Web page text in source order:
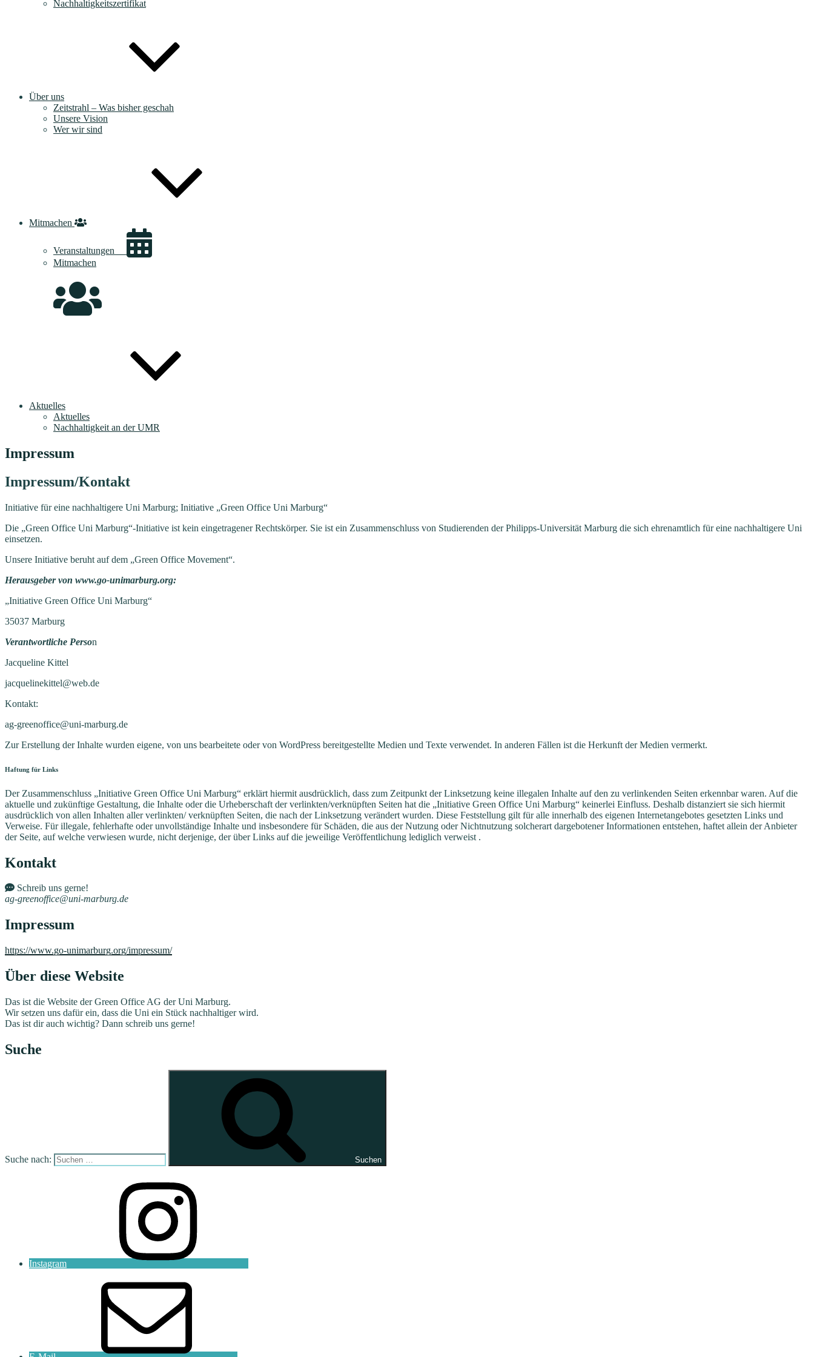
Nachhaltigkeitszertifikat
Über uns
Zeitstrahl – Was bisher geschah
Unsere Vision
Wer wir sind
Mitmachen
Veranstaltungen
Mitmachen
Aktuelles
Aktuelles
Nachhaltigkeit an der UMR
Impressum
Impressum/Kontakt
Initiative für eine nachhaltigere Uni Marburg; Initiative „Green Office Uni Marburg“
Die „Green Office Uni Marburg“-Initiative ist kein eingetragener Rechtskörper. Sie ist ein Zusammenschluss von Studierenden der Philipps-Universität Marburg die sich ehrenamtlich für eine nachhaltigere Uni
einsetzen.
Unsere Initiative beruht auf dem „Green Office Movement“.
Herausgeber von www.go-unimarburg.org:
„Initiative Green Office Uni Marburg“
35037 Marburg
Verantwortliche Person
Jacqueline Kittel
jacquelinekittel@web.de
Kontakt:
ag-greenoffice@uni-marburg.de
Zur Erstellung der Inhalte wurden eigene, von uns bearbeitete oder von WordPress bereitgestellte Medien und Texte verwendet. In anderen Fällen ist die Herkunft der Medien vermerkt.
Haftung für Links
Der Zusammenschluss „Initiative Green Office Uni Marburg“ erklärt hiermit ausdrücklich, dass zum Zeitpunkt der Linksetzung keine illegalen Inhalte auf den zu verlinkenden Seiten erkennbar waren. Auf die
aktuelle und zukünftige Gestaltung, die Inhalte oder die Urheberschaft der verlinkten/verknüpften Seiten hat die „Initiative Green Office Uni Marburg“ keinerlei Einfluss. Deshalb distanziert sie sich hiermit
ausdrücklich von allen Inhalten aller verlinkten/ verknüpften Seiten, die nach der Linksetzung verändert wurden. Diese Feststellung gilt für alle innerhalb des eigenen Internetangebotes gesetzten Links und
Verweise. Für illegale, fehlerhafte oder unvollständige Inhalte und insbesondere für Schäden, die aus der Nutzung oder Nichtnutzung solcherart dargebotener Informationen entstehen, haftet allein der Anbieter
der Seite, auf welche verwiesen wurde, nicht derjenige, der über Links auf die jeweilige Veröffentlichung lediglich verweist .
Kontakt
Schreib uns gerne!
ag-greenoffice@uni-marburg.de
Impressum
https://www.go-unimarburg.org/impressum/
Über diese Website
Das ist die Website der Green Office AG der Uni Marburg.
Wir setzen uns dafür ein, dass die Uni ein Stück nachhaltiger wird.
Das ist dir auch wichtig? Dann schreib uns gerne!
Suche
Suche nach: Suchen
Instagram